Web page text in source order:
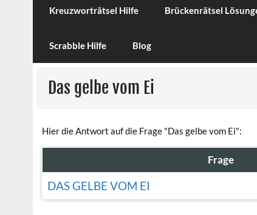
Kreuzworträtsel Hilfe Brückenrätsel
Scrabble Hilfe Blog
Das gelbe vom Ei
Hier die Antwort auf die Frage "Das gelbe vom Ei":
Frage
DAS GELBE VOM EI